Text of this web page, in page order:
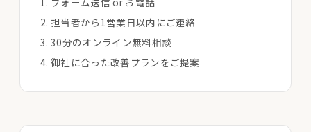
担当者から1営業日以内にご連絡
30分のオンライン無料相談
御社に合った改善プランをご提案